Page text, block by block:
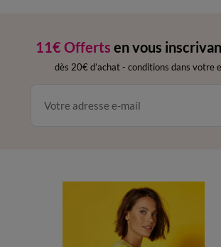
11€ Offerts en vous
dès 20€ d’achat - conditions dans votre